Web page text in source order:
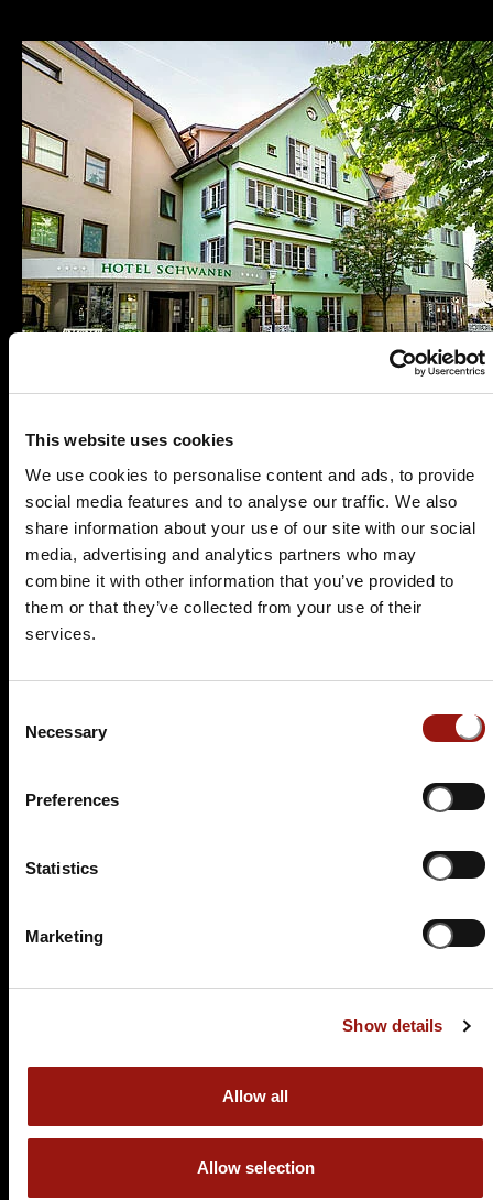
This website uses cookies
We use cookies to personalise content and ads, to provide
social media features and to analyse our traffic. We also
share information about your use of our site with our social
media, advertising and analytics partners who may
combine it with other information that you’ve provided to
them or that they’ve collected from your use of their
services.
Selection
Necessary
Preferences
Statistics
Marketing
Show details
Allow all
Allow selection
Es wurden leider keine aktuellen Veranstaltungen
für diesen Tatort gefunden.
Nutzen Sie doch einfach die Suchfunktion, um
einen passenden Krimidinner-Spielort in Ihrer
Nähe zu finden.
Krimidinner Metzingen -
In Metzingen erwartet Sie eine aufregende
Kombination aus erstklassigen Einkaufsmöglichkeiten,
Freizeitaktivitäten. Die Stadt bietet alles, was einen
Innenstadt, beeindruckende Architektur und ein
Einkaufsparadies und
Kulturgenuss